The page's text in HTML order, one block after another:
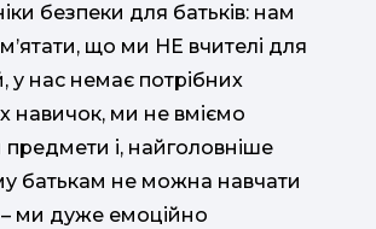
безпеки для батьків: нам
що ми НЕ вчителі для
у нас немає потрібних
навичок, ми не вміємо
і, найголовніше
батькам не можна навчати
– ми дуже емоційно